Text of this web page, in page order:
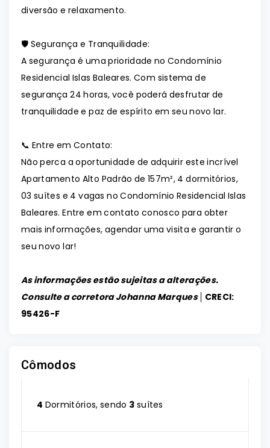
diversão e relaxamento.
🛡️ Segurança e Tranquilidade:
A segurança é uma prioridade no Condomínio
Residencial Islas Baleares. Com sistema de
segurança 24 horas, você poderá desfrutar de
tranquilidade e paz de espírito em seu novo lar.
📞 Entre em Contato:
Não perca a oportunidade de adquirir este incrível
Apartamento Alto Padrão de 157m², 4 dormitórios,
03 suítes e 4 vagas no Condomínio Residencial Islas
Baleares. Entre em contato conosco para obter
mais informações, agendar uma visita e garantir o
seu novo lar!
As informações estão sujeitas a alterações.
Consulte a corretora Johanna Marques │ CRECI:
95426-F
Cômodos
4 Dormitórios, sendo 3 suítes